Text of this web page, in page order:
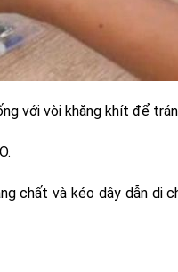
với vòi khăng khít để
chất và kéo dây dẫn di